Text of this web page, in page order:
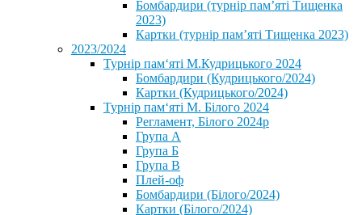
Бомбардири (турнір пам’яті Тищенка
2023)
Картки (турнір пам’яті Тищенка 2023)
2023/2024
⁨Турнір пам‘яті М.Кудрицького 2024
Бомбардири (Кудрицького/2024)
Картки (Кудрицького/2024)
⁨Турнір пам‘яті М. Білого 2024⁩
Регламент, Білого 2024р
Група А
Група Б
Група В
Плей-оф
Бомбардири (Білого/2024)
Картки (Білого/2024)